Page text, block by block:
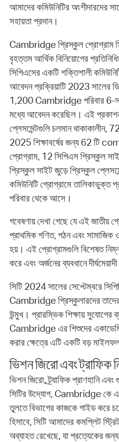
আমাদের কমিউনিটির অংশীদারদের
সহায়তা প্রদান।
Cambridge প্রিস্কুল প্রোগ্রাম
বৃহত্তম আর্থিক বিনিয়োগের
সিপিএসের একটি শক্তিশালী
আবেদন প্রক্রিয়াটি 2023 সালের
1,200 Cambridge পরিবার 6-
মধ্যে আবেদন করেছিল। এই
প্লেসমেন্টগুলি চলমান থাকাকালীন,
2025 শিক্ষাবর্ষের জন্য 62 টি
প্রোগ্রাম, 12 সিপিএস প্রিস্কুল
প্রিস্কুল সাইট জুড়ে প্রিস্কুল
কমিউনিটি প্রোগ্রামে তালিকাভুক্ত
পরিবার থেকে আসে।
গবেষণায় দেখা গেছে যে এই জাতীয়
প্রাথমিক গণিত, পঠন এবং
হয়। এই প্রোগ্রামগুলি বিশেষত
করে এবং অর্জনের ব্যবধানে
সিটি 2024 সালের সেপ্টেম্বরে
Cambridge প্রিস্কুলারদের তাদের
উন্মুখ। প্রারম্ভিক শিক্ষায় সুযোগের
Cambridge এর শিশুদের
করার ক্ষেত্রে এটি একটি বড়
ভিশন জিরো এবং ট্রাফিক
ভিশন জিরো, ট্র্যাফিক প্রাণহানি
সিটির উদ্যোগ, Cambridge কে
তুলতে বিভাগের কাজকে গাইড করে
হিসাবে, সিটি আমাদের কমপ্লিট
অব্যাহত রেখেছে, যা প্রত্যেকের